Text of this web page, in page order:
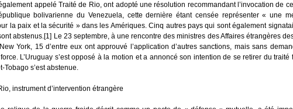
appelé Traité de Rio, ont adopté une résolution recommandant l’invocation de
bolivarienne du Venezuela, cette dernière étant censée représenter « une
la paix et la sécurité » dans les Amériques. Cinq autres pays qui sont également
abstenus.[1] Le 23 septembre, à une rencontre des ministres des Affaires étrangères
York, 15 d’entre eux ont approuvé l’application d’autres sanctions, mais sans
L’Uruguay s’est opposé à la motion et a annoncé son intention de se retirer du traité
Tobago s’est abstenue.
instrument d’intervention étrangère